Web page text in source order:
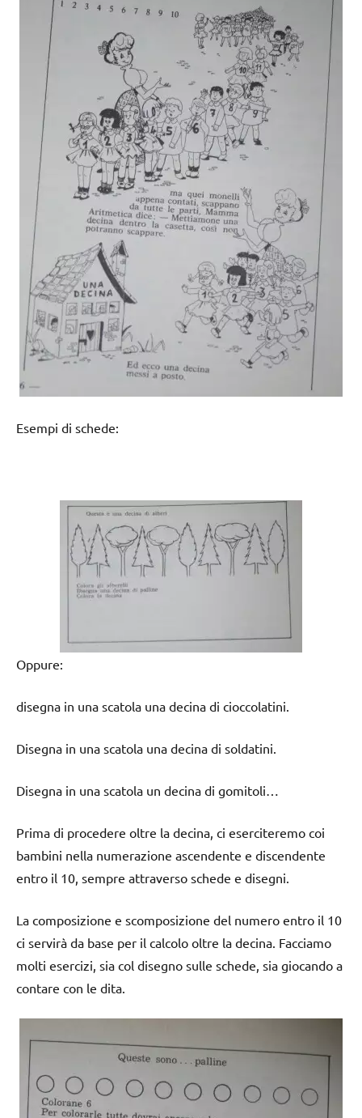
Esempi di schede:
Oppure:
disegna in una scatola una decina di cioccolatini.
Disegna in una scatola una decina di soldatini.
Disegna in una scatola un decina di gomitoli…
Prima di procedere oltre la decina, ci eserciteremo coi
bambini nella numerazione ascendente e discendente
entro il 10, sempre attraverso schede e disegni.
La composizione e scomposizione del numero entro il 10
ci servirà da base per il calcolo oltre la decina. Facciamo
molti esercizi, sia col disegno sulle schede, sia giocando a
contare con le dita.